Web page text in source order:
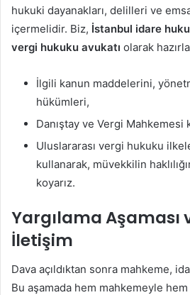
hukuki dayanakları, delilleri ve
içermelidir. Biz, İstanbul idare
vergi hukuku avukatı olarak
İlgili kanun maddelerini,
hükümleri,
Danıştay ve Vergi Mahkemesi
Uluslararası vergi hukuku
kullanarak, müvekkilin
koyarız.
Yargılama Aşaması
İletişim
Dava açıldıktan sonra mahkeme,
Bu aşamada hem mahkemeyle